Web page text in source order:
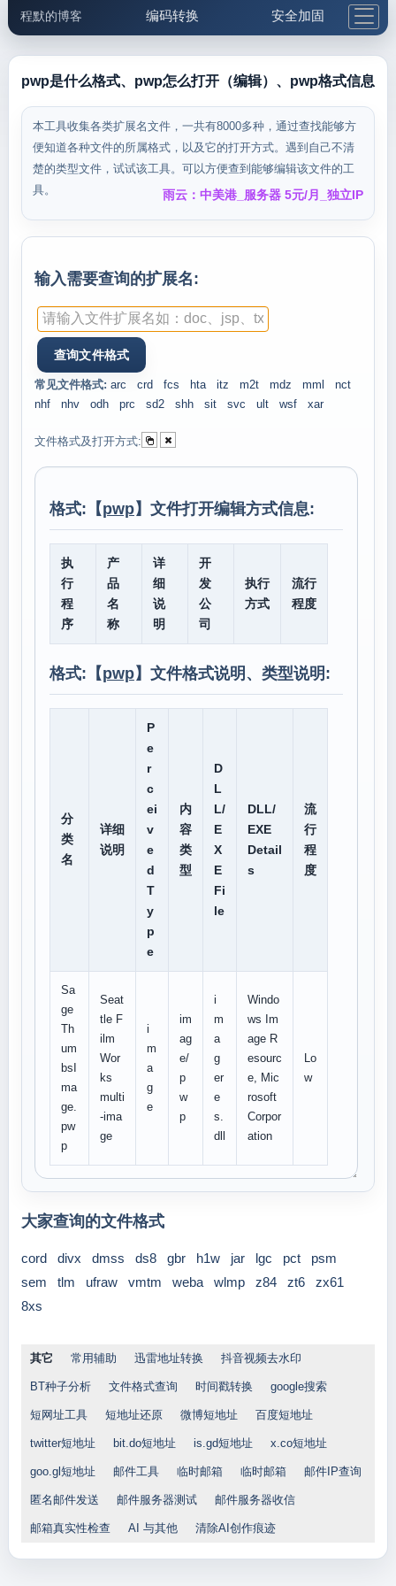
程默的博客 编码转换 安全加固
邮件工具 生活便民 更多工具
5.1支付宝大红包
pwp是什么格式、pwp怎么打开（编辑）、pwp格式信息
本工具收集各类扩展名文件，一共有8000多种，通过查找能够方
便知道各种文件的所属格式，以及它的打开方式。遇到自己不清
楚的类型文件，试试该工具。可以方便查到能够编辑该文件的工
具。
雨云：中美港_服务器 5元/月_独立IP
输入需要查询的扩展名:
常见文件格式: arc crd fcs hta itz m2t mdz mml
nct
nhf
nhv odh prc sd2 shh sit svc ult wsf xar
文件格式及打开方式:
格式:【pwp】文件打开编辑方式信息:
执
行
程
序
产
品
名
称
详
细
说
明
开
发
公
司
执行
方式
流行
程度
格式:【pwp】文件格式说明、类型说明:
分
类
名
详细
说明
P
e
r
c
ei
v
e
d
T
y
p
e
内
容
类
型
D
L
L/
E
X
E
Fi
le
DLL/
EXE
Detail
s
流
行
程
度
Sa
ge
Th
um
bsI
ma
ge.
pw
p
Seat
tle F
ilm
Wor
ks
multi
-ima
ge
i
m
a
g
e
im
ag
e/
p
w
p
i
m
a
g
er
e
s.
dll
Windo
ws Im
age R
esourc
e, Mic
rosoft
Corpor
ation
Lo
w
大家查询的文件格式
cord divx dmss ds8 gbr h1w jar lgc pct
psm
sem
tlm ufraw vmtm weba wlmp z84 zt6
zx61
8xs
其它 常用辅助 迅雷地址转换 抖音视频去水印
BT种子分析 文件格式查询 时间戳转换 google搜索
短网址工具 短地址还原 微博短地址 百度短地址
twitter短地址 bit.do短地址 is.gd短地址 x.co短地址
goo.gl短地址 邮件工具 临时邮箱 临时邮箱 邮件IP查询
匿名邮件发送 邮件服务器测试 邮件服务器收信
邮箱真实性检查 AI 与其他 清除AI创作痕迹